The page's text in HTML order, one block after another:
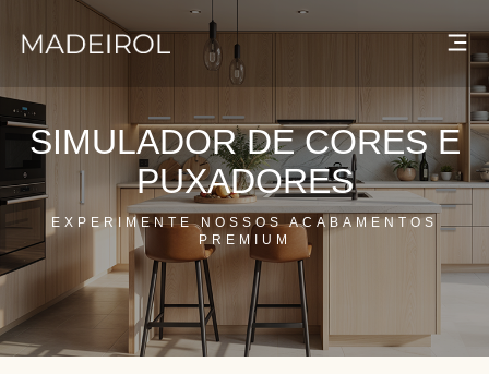
QUEM SOMOS
NOSSAS LOJAS
PRODUTOS
CONTATO
SIMULADOR DE CORES E
PUXADORES
EXPERIMENTE NOSSOS ACABAMENTOS
PREMIUM